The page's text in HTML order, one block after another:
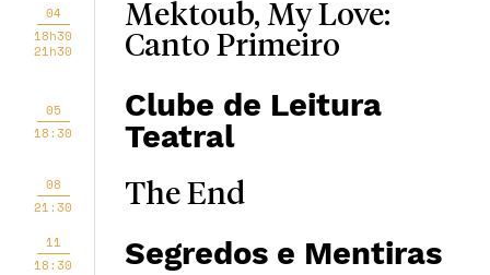
04
18h30
21h30
Mektoub, My Love:
Canto Primeiro
05
18:30
Clube de Leitura
Teatral
08
21:30
The End
11
18:30
Segredos e Mentiras